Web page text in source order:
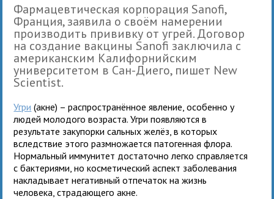
Фармацевтическая корпорация Sanofi,
Франция, заявила о своём намерении
производить прививку от угрей. Договор
на создание вакцины Sanofi заключила с
американским Калифорнийским
университетом в Сан-Диего, пишет New
Scientist.
Угри (акне) – распространённое явление, особенно у
людей молодого возраста. Угри появляются в
результате закупорки сальных желёз, в которых
вследствие этого размножается патогенная флора.
Нормальный иммунитет достаточно легко справляется
с бактериями, но косметический аспект заболевания
накладывает негативный отпечаток на жизнь
человека, страдающего акне.